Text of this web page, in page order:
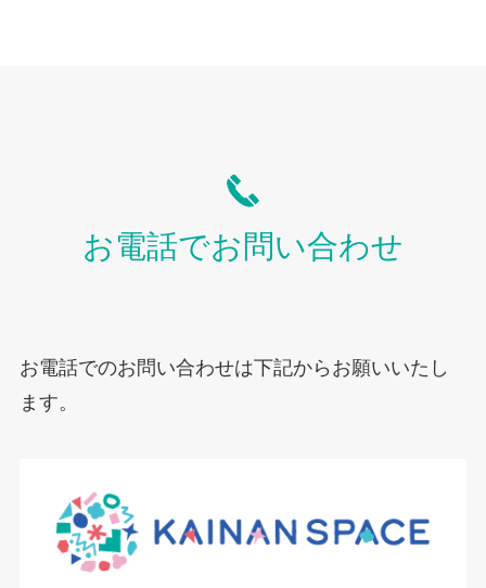
お電話でお問い合わせ
お電話でのお問い合わせは下記からお願いいたし
ます。